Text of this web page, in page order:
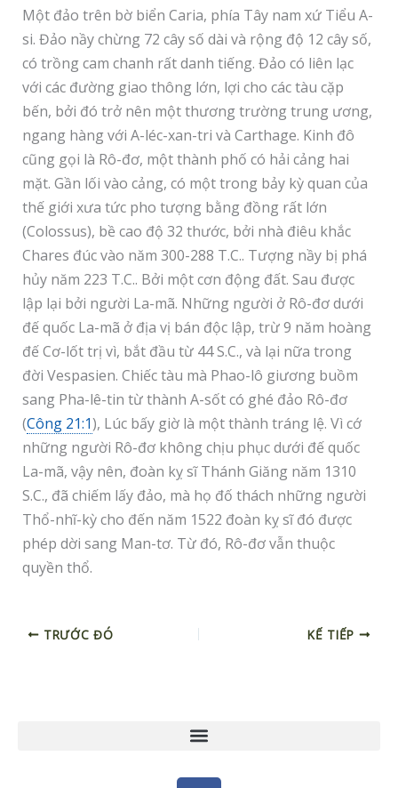
Một đảo trên bờ biển Caria, phía Tây nam xứ Tiểu A-
si. Đảo nầy chừng 72 cây số dài và rộng độ 12 cây số,
có trồng cam chanh rất danh tiếng. Đảo có liên lạc
với các đường giao thông lớn, lợi cho các tàu cặp
bến, bởi đó trở nên một thương trường trung ương,
ngang hàng với A-léc-xan-tri và Carthage. Kinh đô
cũng gọi là Rô-đơ, một thành phố có hải cảng hai
mặt. Gần lối vào cảng, có một trong bảy kỳ quan của
thế giới xưa tức pho tượng bằng đồng rất lớn
(Colossus), bề cao độ 32 thước, bởi nhà điêu khắc
Chares đúc vào năm 300-288 T.C.. Tượng nầy bị phá
hủy năm 223 T.C.. Bởi một cơn động đất. Sau được
lập lại bởi người La-mã. Những người ở Rô-đơ dưới
đế quốc La-mã ở địa vị bán độc lập, trừ 9 năm hoàng
đế Cơ-lốt trị vì, bắt đầu từ 44 S.C., và lại nữa trong
đời Vespasien. Chiếc tàu mà Phao-lô giương buồm
sang Pha-lê-tin từ thành A-sốt có ghé đảo Rô-đơ
(Công 21:1), Lúc bấy giờ là một thành tráng lệ. Vì cớ
những người Rô-đơ không chịu phục dưới đế quốc
La-mã, vậy nên, đoàn kỵ sĩ Thánh Giăng năm 1310
S.C., đã chiếm lấy đảo, mà họ đố thách những người
Thổ-nhĩ-kỳ cho đến năm 1522 đoàn kỵ sĩ đó được
phép dời sang Man-tơ. Từ đó, Rô-đơ vẫn thuộc
quyền thổ.
TRƯỚC ĐÓ KẾ TIẾP